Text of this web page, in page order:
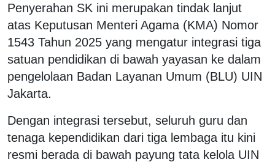
Penyerahan SK ini merupakan tindak lanjut
atas Keputusan Menteri Agama (KMA) Nomor
1543 Tahun 2025 yang mengatur integrasi tiga
satuan pendidikan di bawah yayasan ke dalam
pengelolaan Badan Layanan Umum (BLU) UIN
Jakarta.
Dengan integrasi tersebut, seluruh guru dan
tenaga kependidikan dari tiga lembaga itu kini
resmi berada di bawah payung tata kelola UIN